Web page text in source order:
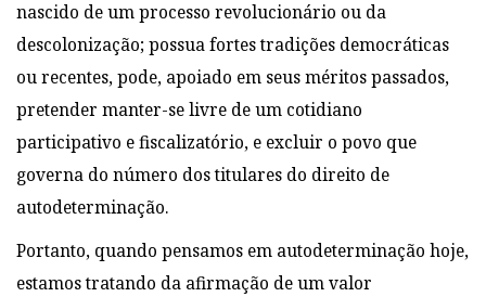
nascido de um processo revolucionário ou da
descolonização; possua fortes tradições democráticas
ou recentes, pode, apoiado em seus méritos passados,
pretender manter-se livre de um cotidiano
participativo e fiscalizatório, e excluir o povo que
governa do número dos titulares do direito de
autodeterminação.
Portanto, quando pensamos em autodeterminação hoje,
estamos tratando da afirmação de um valor